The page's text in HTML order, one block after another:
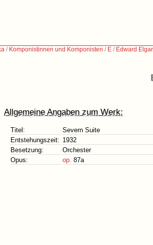
/ Komponistinnen und Komponisten / E / Edward
Allgemeine Angaben zum Werk:
Titel:
Severn Suite
Entstehungszeit: 1932
Besetzung:
Orchester
Opus:
op. 87a